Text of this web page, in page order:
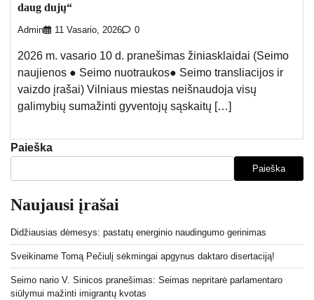
daug dujų“
Admin 11 Vasario, 2026 0
2026 m. vasario 10 d. pranešimas žiniasklaidai (Seimo
naujienos ● Seimo nuotraukos● Seimo transliacijos ir
vaizdo įrašai) Vilniaus miestas neišnaudoja visų
galimybių sumažinti gyventojų sąskaitų […]
Paieška
Paieška
Naujausi įrašai
Didžiausias dėmesys: pastatų energinio naudingumo gerinimas
Sveikiname Tomą Pečiulį sėkmingai apgynus daktaro disertaciją!
Seimo nario V. Sinicos pranešimas: Seimas nepritarė parlamentaro
siūlymui mažinti imigrantų kvotas